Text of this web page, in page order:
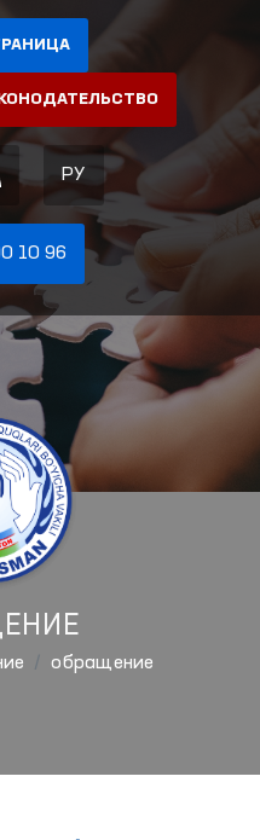
РУ
10 96
обращение